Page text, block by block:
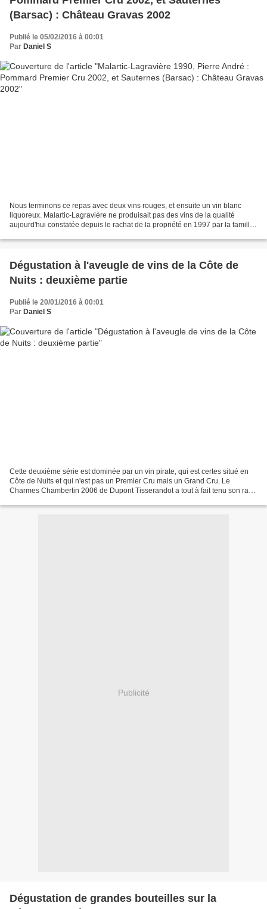
(Barsac) : Château Gravas 2002
Publié le 05/02/2016 à 00:01
Par Daniel S
Nous terminons ce repas avec deux vins rouges, et ensuite un vin blanc
liquoreux. Malartic-Lagravière ne produisait pas des vins de la qualité
aujourd'hui constatée depuis le rachat de la propriété en 1997 par la famille
Dégustation à l'aveugle de vins de la Côte de
Nuits : deuxième partie
Publié le 20/01/2016 à 00:01
Par Daniel S
Cette deuxième série est dominée par un vin pirate, qui est certes situé en
Côte de Nuits et qui n'est pas un Premier Cru mais un Grand Cru. Le
Charmes Chambertin 2006 de Dupont Tisserandot a tout à fait tenu son rang
Publicité
Dégustation de grandes bouteilles sur la